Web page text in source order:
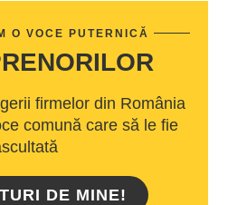
O VOCE PUTERNICĂ
firmelor din România
comună care să le fie
DE MINE!